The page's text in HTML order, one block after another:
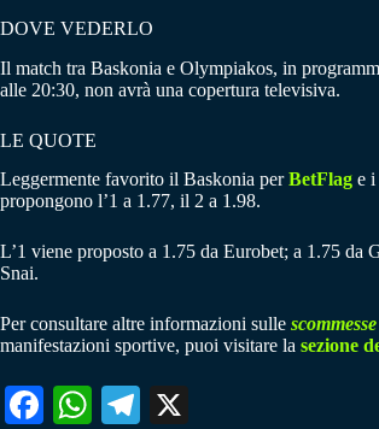
DOVE VEDERLO
Il match tra Baskonia e Olympiakos, in
alle 20:30, non avrà una copertura televisiva.
LE QUOTE
Leggermente favorito il Baskonia perBetFlag e i
propongono l’1 a 1.77, il 2 a 1.98.
L’1 viene proposto a 1.75 da Eurobet; a 1.75 da
Snai.
Per consultare altre informazioni sulle
manifestazioni sportive, puoi visitare la sezione
Fa W
Te